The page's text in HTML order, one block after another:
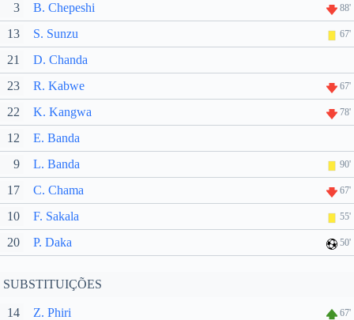
3
B. Chepeshi 88'
13 S. Sunzu 67'
21
D. Chanda
23
R. Kabwe 67'
22 K. Kangwa 78'
12
E. Banda
9
L. Banda 90'
17 C. Chama 67'
10 F. Sakala 55'
20 P. Daka 50'
SUBSTITUIÇÕES
14 Z. Phiri 67'